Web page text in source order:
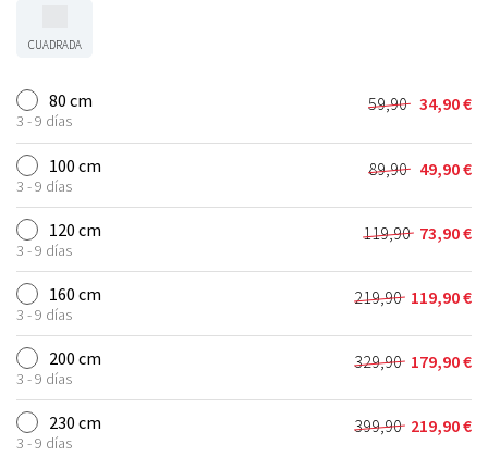
CUADRADA
80 cm
3 - 9 días
59,90
El
precio
original
era:
59,90 €.
34,90€
El
precio
actual
es:
34,90 €.
100 cm
3 - 9 días
89,90
El
precio
original
era:
89,90 €.
49,90€
El
precio
actual
es:
49,90 €.
120 cm
3 - 9 días
119,90
El
precio
original
era:
119,90 €.
73,90€
El
precio
actual
es:
73,90 €.
160 cm
3 - 9 días
219,90
El
precio
original
era:
219,90 €.
119,90€
El
precio
actual
es:
119,90 €.
200 cm
3 - 9 días
329,90
El
precio
original
era:
179,90€
El
precio
actual
es:
230 cm
3 - 9 días
399,90
El 219,90€
El